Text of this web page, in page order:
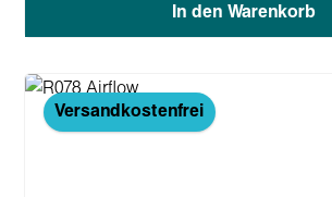
In den Warenkorb
Versandkostenfrei